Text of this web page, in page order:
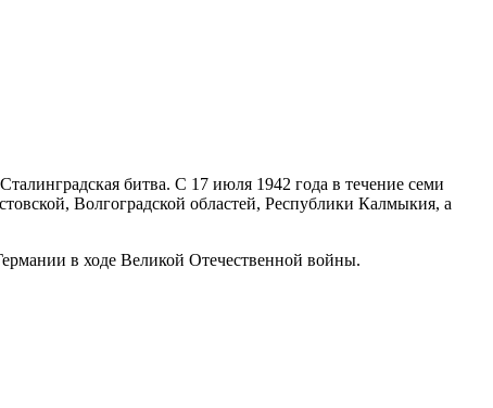
битва. С 17 июля 1942 года в течение семи
Волгоградской областей, Республики Калмыкия, а
в ходе Великой Отечественной войны.